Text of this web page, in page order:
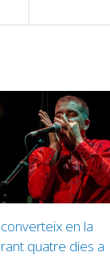
en la
quatre dies a